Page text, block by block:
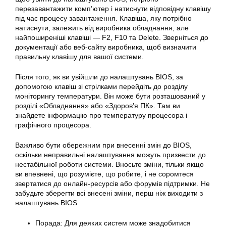
перезавантажити комп’ютер і натиснути відповідну клавішу
під час процесу завантаження. Клавіша, яку потрібно
натиснути, залежить від виробника обладнання, але
найпоширеніші клавіші — F2, F10 та Delete. Зверніться до
документації або веб-сайту виробника, щоб визначити
правильну клавішу для вашої системи.
Після того, як ви увійшли до налаштувань BIOS, за
допомогою клавіш зі стрілками перейдіть до розділу
моніторингу температури. Він може бути розташований у
розділі «Обладнання» або «Здоров’я ПК». Там ви
знайдете інформацію про температуру процесора і
графічного процесора.
Важливо бути обережним при внесенні змін до BIOS,
оскільки неправильні налаштування можуть призвести до
нестабільної роботи системи. Вносьте зміни, тільки якщо
ви впевнені, що розумієте, що робите, і не соромтеся
звертатися до онлайн-ресурсів або форумів підтримки. Не
забудьте зберегти всі внесені зміни, перш ніж виходити з
налаштувань BIOS.
Порада: Для деяких систем може знадобитися